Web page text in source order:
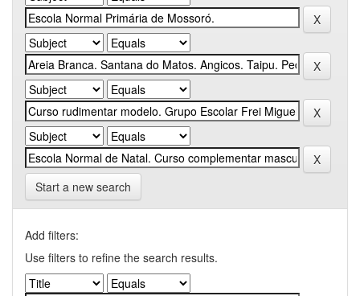
Start a new search
Add filters:
Use filters to refine the search results.